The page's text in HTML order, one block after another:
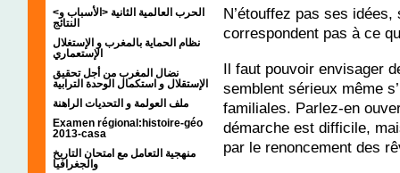
<الحرب العالمية الثانية <الأسباب و
النتائج
نظام الحماية بالمغرب و الإستغلال
الإستعماري
نضال المغرب من أجل تحقيق
الإستقلال و استكمال الوحدة الترابية
ملف العولمة و التحديات الراهنة
Examen régional:histoire-géo
2013-casa
منهجية التعامل مع امتحان التاريخ
والجغرافيا
N’étouffez pas ses
correspondent pas à ce
Il faut pouvoir envisager
semblent sérieux même
familiales. Parlez-en
démarche est difficile,
par le renoncement des